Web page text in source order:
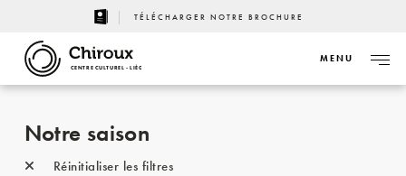
TÉLÉCHARGER NOTRE BROCHURE
CENTRE CULTUREL - LIÈGE
MENU
Notre saison
Réinitialiser les filtres